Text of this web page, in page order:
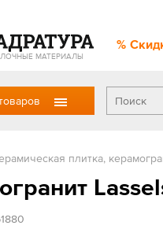
МАТЕРИАЛЫ
плитка,